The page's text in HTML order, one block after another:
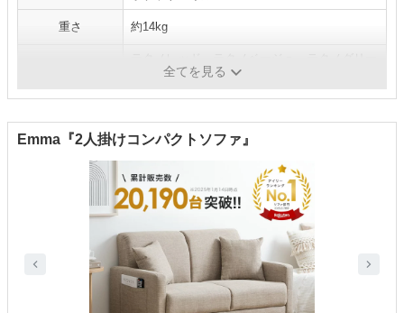
重さ 約14kg
ン、テクノブラウン
全てを見る
Emma『2人掛けコンパクトソファ』